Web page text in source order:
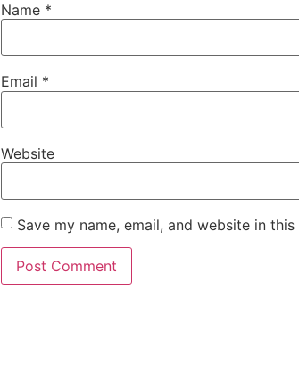
Name *
Email *
Website
Save my name, email, and website in